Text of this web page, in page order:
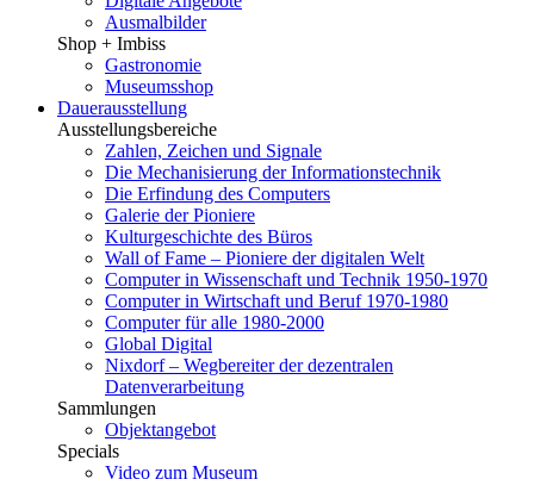
Ausmalbilder
Shop + Imbiss
Gastronomie
Museumsshop
Dauerausstellung
Ausstellungsbereiche
Zahlen, Zeichen und Signale
Die Mechanisierung der Informationstechnik
Die Erfindung des Computers
Galerie der Pioniere
Kulturgeschichte des Büros
Wall of Fame – Pioniere der digitalen Welt
Computer in Wissenschaft und Technik 1950-1970
Computer in Wirtschaft und Beruf 1970-1980
Computer für alle 1980-2000
Global Digital
Nixdorf – Wegbereiter der dezentralen
Datenverarbeitung
Sammlungen
Objektangebot
Specials
Video zum Museum